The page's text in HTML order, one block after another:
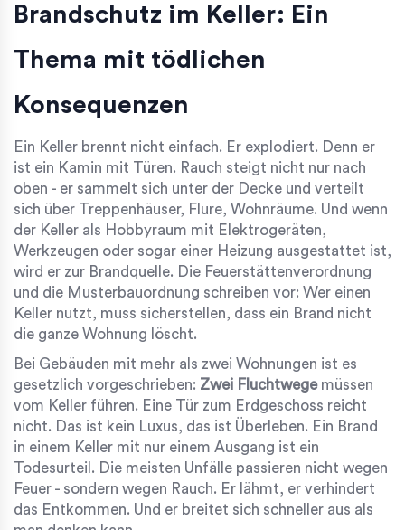
Brandschutz im Keller: Ein
Thema mit tödlichen
Konsequenzen
Ein Keller brennt nicht einfach. Er explodiert. Denn er
ist ein Kamin mit Türen. Rauch steigt nicht nur nach
oben - er sammelt sich unter der Decke und verteilt
sich über Treppenhäuser, Flure, Wohnräume. Und wenn
der Keller als Hobbyraum mit Elektrogeräten,
Werkzeugen oder sogar einer Heizung ausgestattet ist,
wird er zur Brandquelle. Die Feuerstättenverordnung
und die Musterbauordnung schreiben vor: Wer einen
Keller nutzt, muss sicherstellen, dass ein Brand nicht
die ganze Wohnung löscht.
Bei Gebäuden mit mehr als zwei Wohnungen ist es
gesetzlich vorgeschrieben: Zwei Fluchtwegemüssen
vom Keller führen. Eine Tür zum Erdgeschoss reicht
nicht. Das ist kein Luxus, das ist Überleben. Ein Brand
in einem Keller mit nur einem Ausgang ist ein
Todesurteil. Die meisten Unfälle passieren nicht wegen
Feuer - sondern wegen Rauch. Er lähmt, er verhindert
das Entkommen. Und er breitet sich schneller aus als